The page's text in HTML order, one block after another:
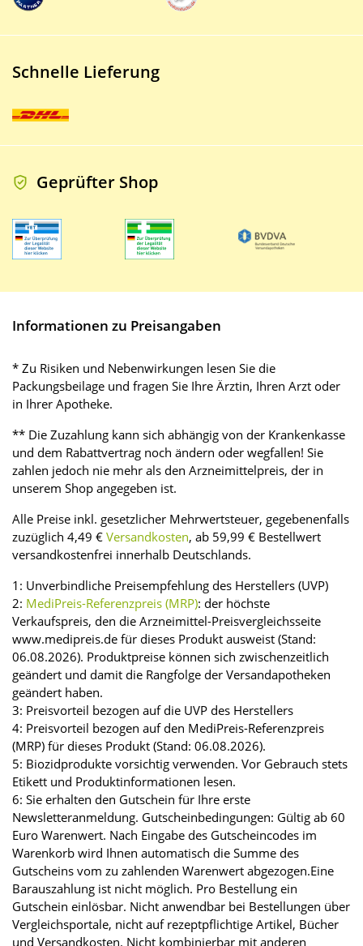
Schnelle Lieferung
Geprüfter Shop
Informationen zu Preisangaben
* Zu Risiken und Nebenwirkungen lesen Sie die
Packungsbeilage und fragen Sie Ihre Ärztin, Ihren Arzt oder
in Ihrer Apotheke.
** Die Zuzahlung kann sich abhängig von der Krankenkasse
und dem Rabattvertrag noch ändern oder wegfallen! Sie
zahlen jedoch nie mehr als den Arzneimittelpreis, der in
unserem Shop angegeben ist.
Alle Preise inkl. gesetzlicher Mehrwertsteuer, gegebenenfalls
zuzüglich 4,49 € Versandkosten, ab 59,99 € Bestellwert
versandkostenfrei innerhalb Deutschlands.
1: Unverbindliche Preisempfehlung des Herstellers (UVP)
2: MediPreis-Referenzpreis (MRP): der höchste
Verkaufspreis, den die Arzneimittel-Preisvergleichsseite
www.medipreis.de für dieses Produkt ausweist (Stand:
06.08.2026). Produktpreise können sich zwischenzeitlich
geändert und damit die Rangfolge der Versandapotheken
geändert haben.
3: Preisvorteil bezogen auf die UVP des Herstellers
4: Preisvorteil bezogen auf den MediPreis-Referenzpreis
(MRP) für dieses Produkt (Stand: 06.08.2026).
5: Biozidprodukte vorsichtig verwenden. Vor Gebrauch stets
Etikett und Produktinformationen lesen.
6: Sie erhalten den Gutschein für Ihre erste
Newsletteranmeldung. Gutscheinbedingungen: Gültig ab 60
Euro Warenwert. Nach Eingabe des Gutscheincodes im
Warenkorb wird Ihnen automatisch die Summe des
Gutscheins vom zu zahlenden Warenwert abgezogen.Eine
Barauszahlung ist nicht möglich. Pro Bestellung ein
Gutschein einlösbar. Nicht anwendbar bei Bestellungen über
Vergleichsportale, nicht auf rezeptpflichtige Artikel, Bücher
und Versandkosten. Nicht kombinierbar mit anderen